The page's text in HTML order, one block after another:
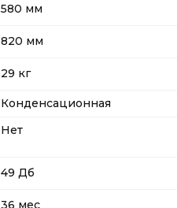
580 мм
820 мм
29 кг
Конденсационная
Нет
49 Дб
36 мес